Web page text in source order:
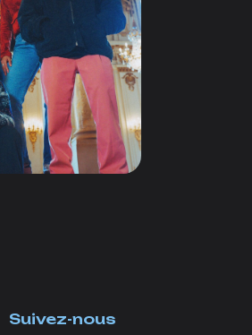
Suivez-nous